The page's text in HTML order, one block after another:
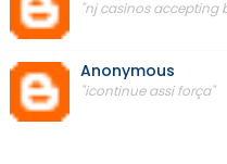
"nj casinos accepting
Anonymous
"icontinue assi força"